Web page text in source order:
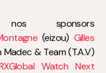
sponsors
(eizou) Gilles
Madec & Team (T.A.V)
Watch Next